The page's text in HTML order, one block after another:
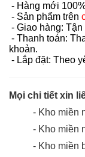
- Hàng mới
- Sản phẩm trên
- Giao hàng: Tận
- Thanh toán:
khoản.
- Lắp đặt: Theo
Mọi chi tiết xin
- Kho miền
- Kho miền
- Kho miền